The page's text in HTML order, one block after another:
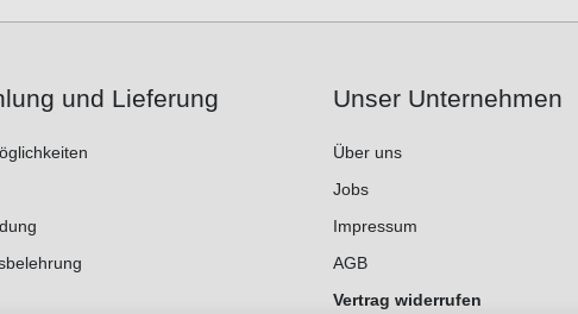
und Lieferung Unser Unternehmen
Über uns
Jobs
Impressum
AGB
Vertrag widerrufen